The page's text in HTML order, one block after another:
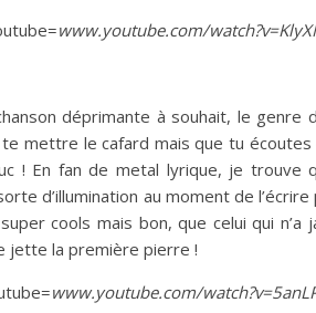
www.youtube.com/
déprimante à souhait, le genre
mettre le cafard mais que tu
! En fan de metal lyrique, je trouve
d’illumination au moment de
cools mais bon, que celui qui n’a
jette la première pierre !
www.youtube.com/